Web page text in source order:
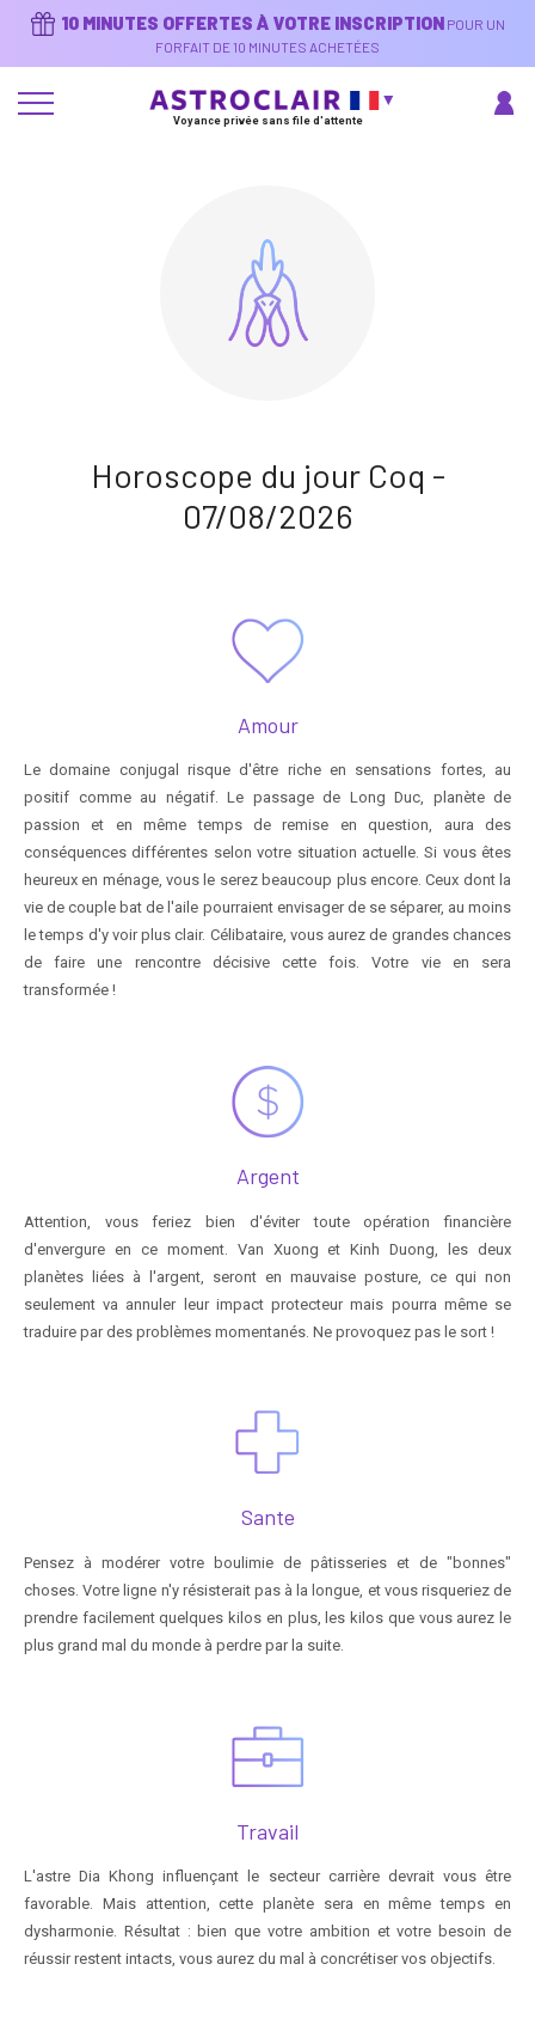
10 MINUTES OFFERTES À VOTRE INSCRIPTION POUR UN
FORFAIT DE 10 MINUTES ACHETÉES
Voyance privée sans file d'attente
Horoscope du jour Coq -
07/08/2026
Amour
Le domaine conjugal risque d'être riche en sensations fortes, au
positif comme au négatif. Le passage de Long Duc, planète de
passion et en même temps de remise en question, aura des
conséquences différentes selon votre situation actuelle. Si vous êtes
heureux en ménage, vous le serez beaucoup plus encore. Ceux dont la
vie de couple bat de l'aile pourraient envisager de se séparer, au moins
le temps d'y voir plus clair. Célibataire, vous aurez de grandes chances
de faire une rencontre décisive cette fois. Votre vie en sera
transformée !
Argent
Attention, vous feriez bien d'éviter toute opération financière
d'envergure en ce moment. Van Xuong et Kinh Duong, les deux
planètes liées à l'argent, seront en mauvaise posture, ce qui non
seulement va annuler leur impact protecteur mais pourra même se
traduire par des problèmes momentanés. Ne provoquez pas le sort !
Sante
Pensez à modérer votre boulimie de pâtisseries et de "bonnes"
choses. Votre ligne n'y résisterait pas à la longue, et vous risqueriez de
prendre facilement quelques kilos en plus, les kilos que vous aurez le
plus grand mal du monde à perdre par la suite.
Travail
L'astre Dia Khong influençant le secteur carrière devrait vous être
favorable. Mais attention, cette planète sera en même temps en
dysharmonie. Résultat : bien que votre ambition et votre besoin de
réussir restent intacts, vous aurez du mal à concrétiser vos objectifs.